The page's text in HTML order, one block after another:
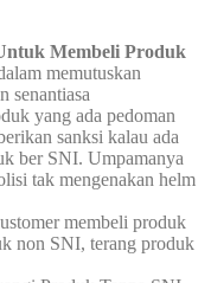
Membeli Produk
memutuskan
senantiasa
yang ada pedoman
sanksi kalau ada
ber SNI. Umpamanya
tak mengenakan helm
membeli produk
non SNI, terang produk